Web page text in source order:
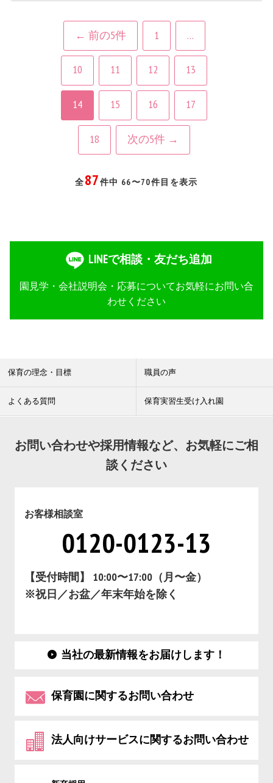
← 前の5件 1 …
10 11 12 13
14 15 16 17
18 次の5件 →
全 87 件中 66〜70件目を表示
LINEで相談・友だち追加
園見学・会社説明会・応募についてお気軽にお問い合
わせください
保育の理念・目標 職員の声
よくある質問 保育実習生受け入れ園
お問い合わせや採用情報など、お気軽にご相
談ください
お客様相談室
0120-0123-13
【受付時間】 10:00〜17:00（月〜金）
※祝日／お盆／年末年始を除く
当社の最新情報をお届けします！
保育園に関するお問い合わせ
法人向けサービスに関するお問い合わせ